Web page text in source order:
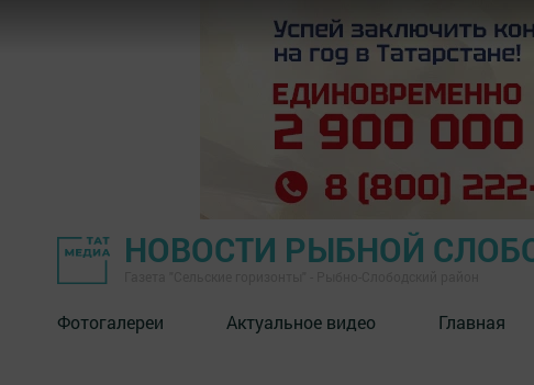
НОВОСТИ РЫБНОЙ
Фотогалереи Актуальное видео Главная